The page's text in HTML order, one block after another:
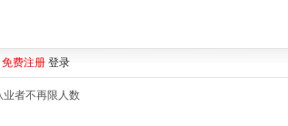
免费注册 登录
业者不再限人数